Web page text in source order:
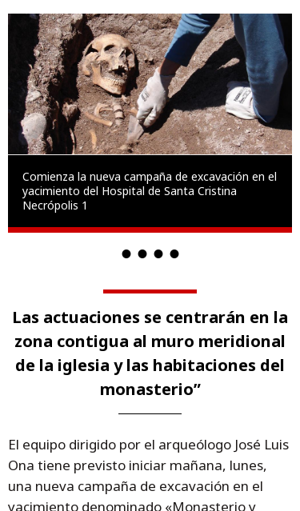
Comienza la nueva campaña de excavación en el
yacimiento del Hospital de Santa Cristina
Necrópolis 1
Las actuaciones se centrarán en la
zona contigua al muro meridional
de la iglesia y las habitaciones del
monasterio”
El equipo dirigido por el arqueólogo José Luis
Ona tiene previsto iniciar mañana, lunes,
una nueva campaña de excavación en el
yacimiento denominado «Monasterio y